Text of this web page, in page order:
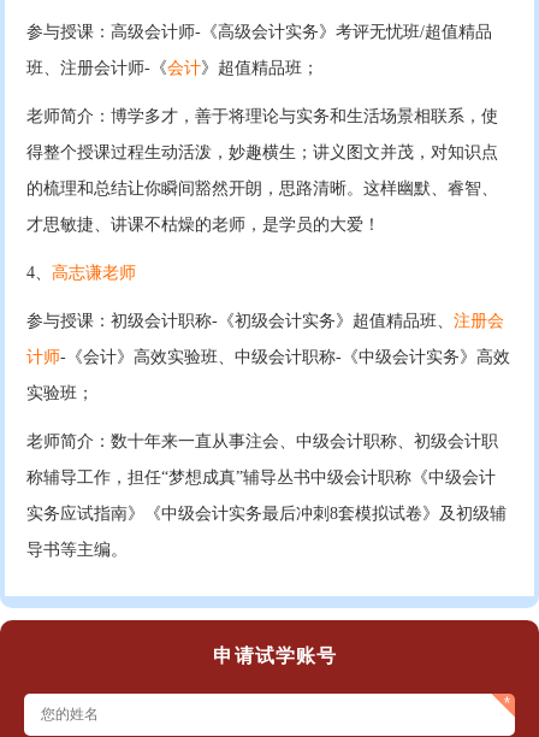
参与授课：高级会计师-《高级会计实务》考评无忧班/超值精品
班、注册会计师-《会计》超值精品班；
老师简介：博学多才，善于将理论与实务和生活场景相联系，使
得整个授课过程生动活泼，妙趣横生；讲义图文并茂，对知识点
的梳理和总结让你瞬间豁然开朗，思路清晰。这样幽默、睿智、
才思敏捷、讲课不枯燥的老师，是学员的大爱！
4、高志谦老师
参与授课：初级会计职称-《初级会计实务》超值精品班、注册会
计师-《会计》高效实验班、中级会计职称-《中级会计实务》高效
实验班；
老师简介：数十年来一直从事注会、中级会计职称、初级会计职
称辅导工作，担任“梦想成真”辅导丛书中级会计职称《中级会计
实务应试指南》《中级会计实务最后冲刺8套模拟试卷》及初级辅
导书等主编。
申请试学账号